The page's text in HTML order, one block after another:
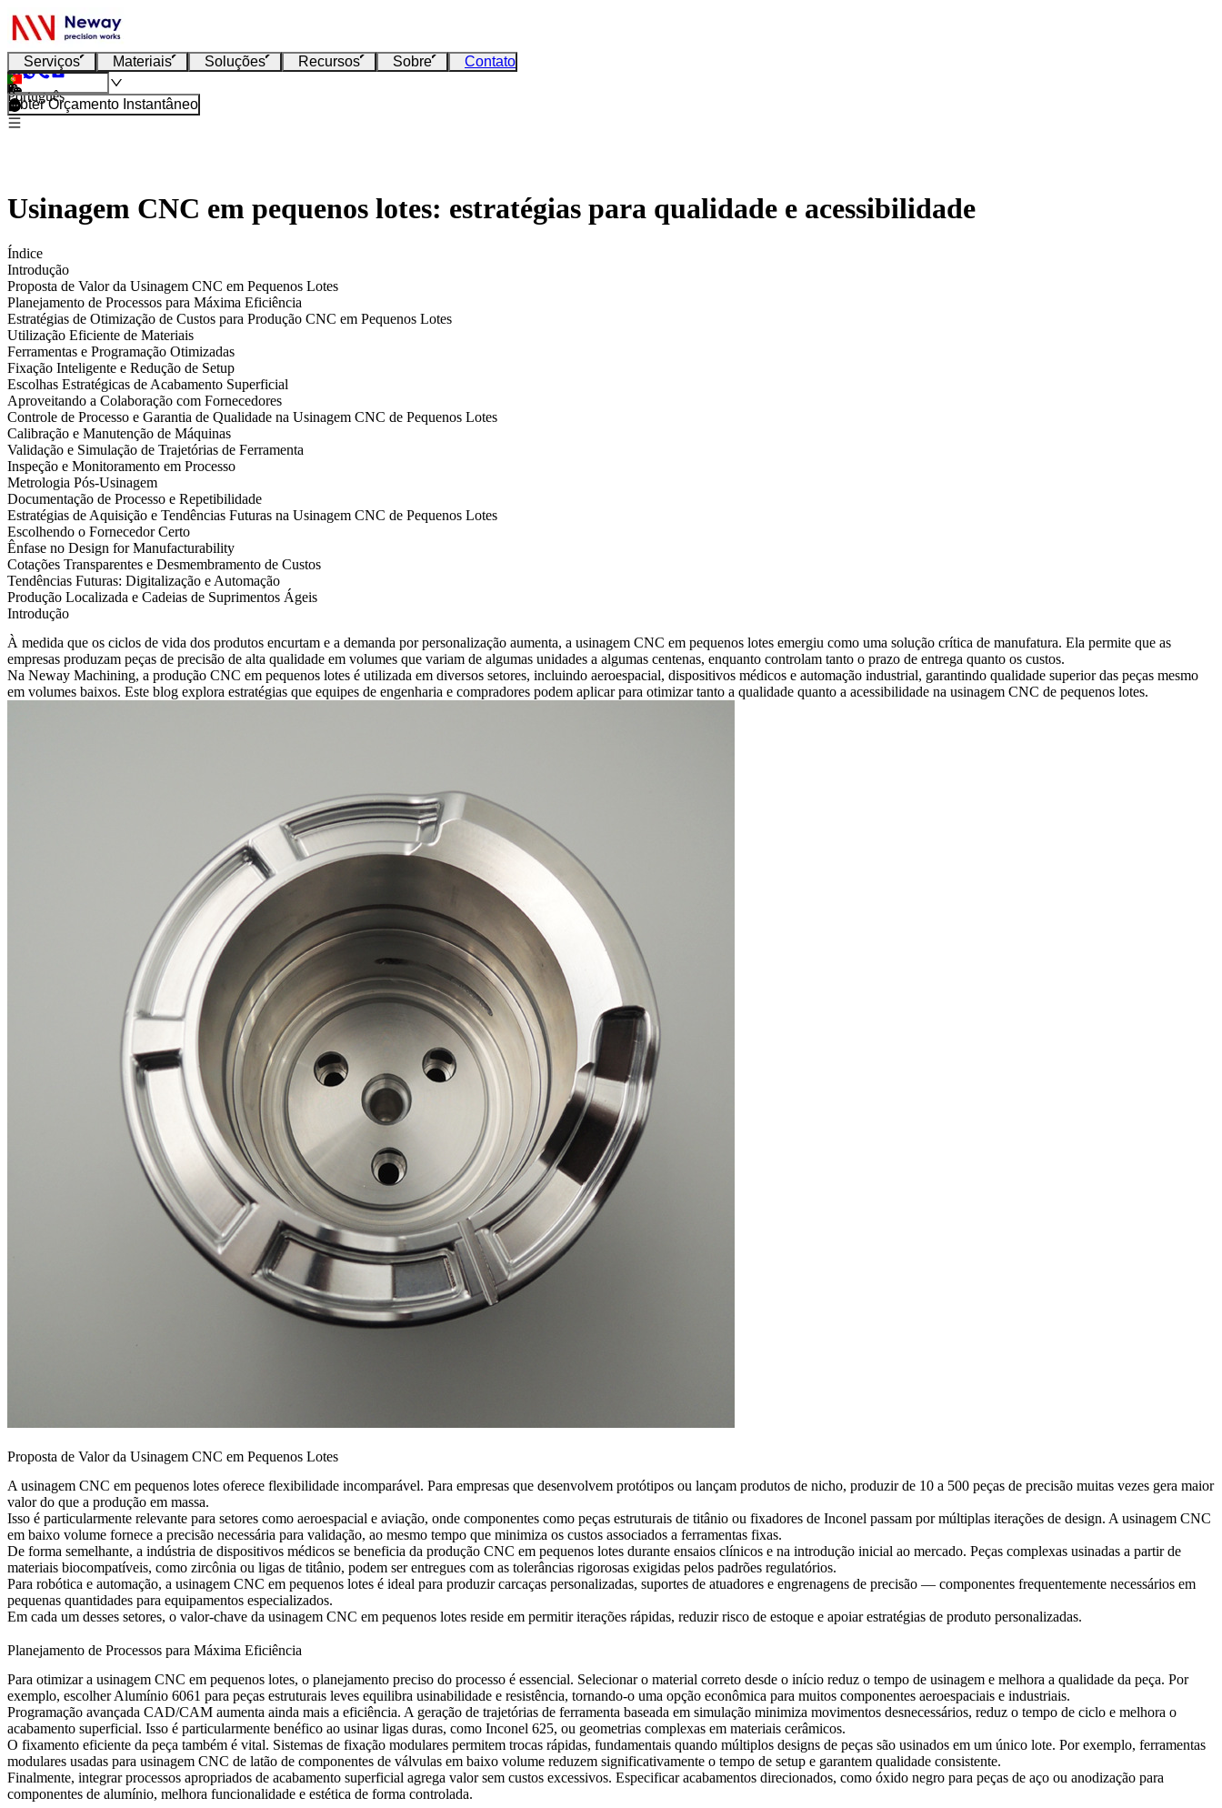
Serviços Materiais Soluções Recursos Sobre Contato
Português
Obter Orçamento Instantâneo
Usinagem CNC em pequenos lotes: estratégias para qualidade e acessibilidade
Índice
Introdução
Proposta de Valor da Usinagem CNC em Pequenos Lotes
Planejamento de Processos para Máxima Eficiência
Estratégias de Otimização de Custos para Produção CNC em Pequenos Lotes
Utilização Eficiente de Materiais
Ferramentas e Programação Otimizadas
Fixação Inteligente e Redução de Setup
Escolhas Estratégicas de Acabamento Superficial
Aproveitando a Colaboração com Fornecedores
Controle de Processo e Garantia de Qualidade na Usinagem CNC de Pequenos Lotes
Calibração e Manutenção de Máquinas
Validação e Simulação de Trajetórias de Ferramenta
Inspeção e Monitoramento em Processo
Metrologia Pós-Usinagem
Documentação de Processo e Repetibilidade
Estratégias de Aquisição e Tendências Futuras na Usinagem CNC de Pequenos Lotes
Escolhendo o Fornecedor Certo
Ênfase no Design for Manufacturability
Cotações Transparentes e Desmembramento de Custos
Tendências Futuras: Digitalização e Automação
Produção Localizada e Cadeias de Suprimentos Ágeis
Introdução
À medida que os ciclos de vida dos produtos encurtam e a demanda por personalização aumenta, a usinagem CNC em pequenos lotes emergiu como uma solução crítica de manufatura. Ela permite que as
empresas produzam peças de precisão de alta qualidade em volumes que variam de algumas unidades a algumas centenas, enquanto controlam tanto o prazo de entrega quanto os custos.
Na Neway Machining, a produção CNC em pequenos lotes é utilizada em diversos setores, incluindo aeroespacial, dispositivos médicos e automação industrial, garantindo qualidade superior das peças mesmo
em volumes baixos. Este blog explora estratégias que equipes de engenharia e compradores podem aplicar para otimizar tanto a qualidade quanto a acessibilidade na usinagem CNC de pequenos lotes.
Proposta de Valor da Usinagem CNC em Pequenos Lotes
A usinagem CNC em pequenos lotes oferece flexibilidade incomparável. Para empresas que desenvolvem protótipos ou lançam produtos de nicho, produzir de 10 a 500 peças de precisão muitas vezes gera maior
valor do que a produção em massa.
Isso é particularmente relevante para setores como aeroespacial e aviação, onde componentes como peças estruturais de titânio ou fixadores de Inconel passam por múltiplas iterações de design. A usinagem CNC
em baixo volume fornece a precisão necessária para validação, ao mesmo tempo que minimiza os custos associados a ferramentas fixas.
De forma semelhante, a indústria de dispositivos médicos se beneficia da produção CNC em pequenos lotes durante ensaios clínicos e na introdução inicial ao mercado. Peças complexas usinadas a partir de
materiais biocompatíveis, como zircônia ou ligas de titânio, podem ser entregues com as tolerâncias rigorosas exigidas pelos padrões regulatórios.
Para robótica e automação, a usinagem CNC em pequenos lotes é ideal para produzir carcaças personalizadas, suportes de atuadores e engrenagens de precisão — componentes frequentemente necessários em
pequenas quantidades para equipamentos especializados.
Em cada um desses setores, o valor-chave da usinagem CNC em pequenos lotes reside em permitir iterações rápidas, reduzir risco de estoque e apoiar estratégias de produto personalizadas.
Planejamento de Processos para Máxima Eficiência
Para otimizar a usinagem CNC em pequenos lotes, o planejamento preciso do processo é essencial. Selecionar o material correto desde o início reduz o tempo de usinagem e melhora a qualidade da peça. Por
exemplo, escolherAlumínio 6061 para peças estruturais leves equilibra usinabilidade e resistência, tornando-o uma opção econômica para muitos componentes aeroespaciais e industriais.
Programação avançada CAD/CAM aumenta ainda mais a eficiência. A geração de trajetórias de ferramenta baseada em simulação minimiza movimentos desnecessários, reduz o tempo de ciclo e melhora o
acabamento superficial. Isso é particularmente benéfico ao usinar ligas duras, como Inconel 625, ou geometrias complexas em materiais cerâmicos.
O fixamento eficiente da peça também é vital. Sistemas de fixação modulares permitem trocas rápidas, fundamentais quando múltiplos designs de peças são usinados em um único lote. Por exemplo, ferramentas
modulares usadas para usinagem CNC de latão de componentes de válvulas em baixo volume reduzem significativamente o tempo de setup e garantem qualidade consistente.
Finalmente, integrar processos apropriados de acabamento superficial agrega valor sem custos excessivos. Especificar acabamentos direcionados, como óxido negro para peças de aço ou anodização para
componentes de alumínio, melhora funcionalidade e estética de forma controlada.